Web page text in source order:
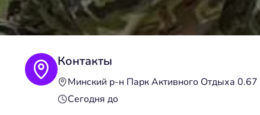
Контакты
Минский р-н Парк Активного Отдыха 0.67
Сегодня до